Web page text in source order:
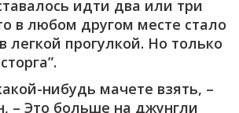
идти два или три
в любом другом месте стало
легкой прогулкой. Но только
нибудь мачете взять, –
– Это больше на джунгли